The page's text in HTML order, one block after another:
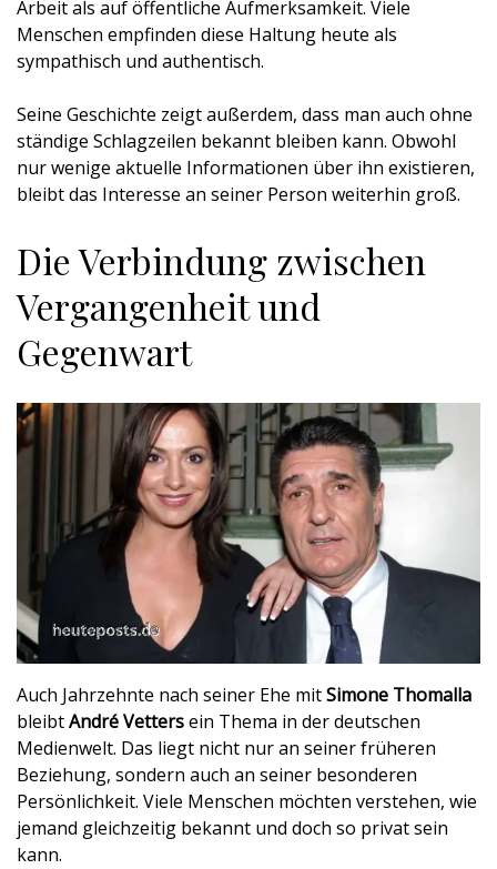
Arbeit als auf öffentliche Aufmerksamkeit. Viele
Menschen empfinden diese Haltung heute als
sympathisch und authentisch.
Seine Geschichte zeigt außerdem, dass man auch ohne
ständige Schlagzeilen bekannt bleiben kann. Obwohl
nur wenige aktuelle Informationen über ihn existieren,
bleibt das Interesse an seiner Person weiterhin groß.
Die Verbindung zwischen
Vergangenheit und
Gegenwart
Auch Jahrzehnte nach seiner Ehe mitSimone Thomalla
bleibtAndré Vettersein Thema in der deutschen
Medienwelt. Das liegt nicht nur an seiner früheren
Beziehung, sondern auch an seiner besonderen
Persönlichkeit. Viele Menschen möchten verstehen, wie
jemand gleichzeitig bekannt und doch so privat sein
kann.